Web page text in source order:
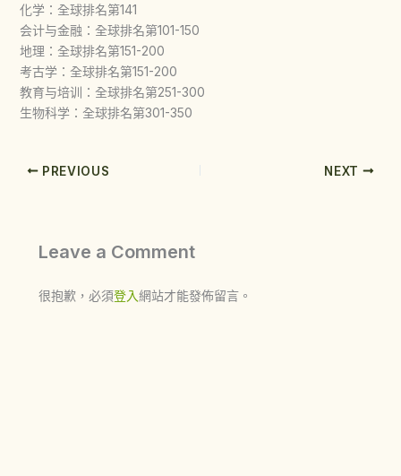
化学：全球排名第141
会计与金融：全球排名第101-150
地理：全球排名第151-200
考古学：全球排名第151-200
教育与培训：全球排名第251-300
生物科学：全球排名第301-350
PREVIOUS NEXT
Leave a Comment
很抱歉，必須登入網站才能發佈留言。